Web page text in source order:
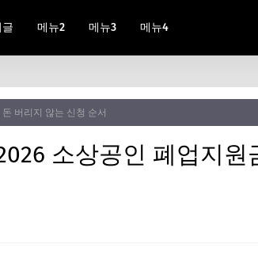
메뉴2 메뉴3 메뉴4
버리지 않는 신청 순서
소상공인 폐업지원